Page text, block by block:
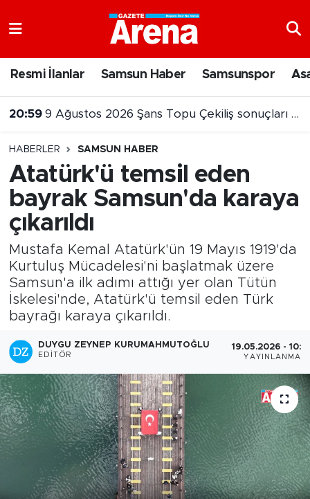
Resmi İlanlar Samsun Haber Samsunspor
20:10 Atakum sahilinde yeğenini kurtarma çabası faciayla bitti
HABERLER SAMSUN HABER
Atatürk'ü temsil eden
bayrak Samsun'da karaya
çıkarıldı
Mustafa Kemal Atatürk'ün 19 Mayıs 1919'da
Kurtuluş Mücadelesi'ni başlatmak üzere
Samsun'a ilk adımı attığı yer olan Tütün
İskelesi'nde, Atatürk'ü temsil eden Türk
bayrağı karaya çıkarıldı.
DUYGU ZEYNEP KURUMAHMUTOĞLU
EDITÖR
19.05.2026 -
YAYINLANMA
Samsun Namaz Vakitleri
Süper Lig Puan Durumu ve Fikstür
Tüm Manşetler
Son Dakika Haberleri
Haber Arşivi